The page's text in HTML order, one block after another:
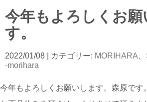
今年もよろしくお願
す。
2022/01/08 | カテゴリー: MORIHARA
-morihara
今年もよろしくお願いします。森原です。